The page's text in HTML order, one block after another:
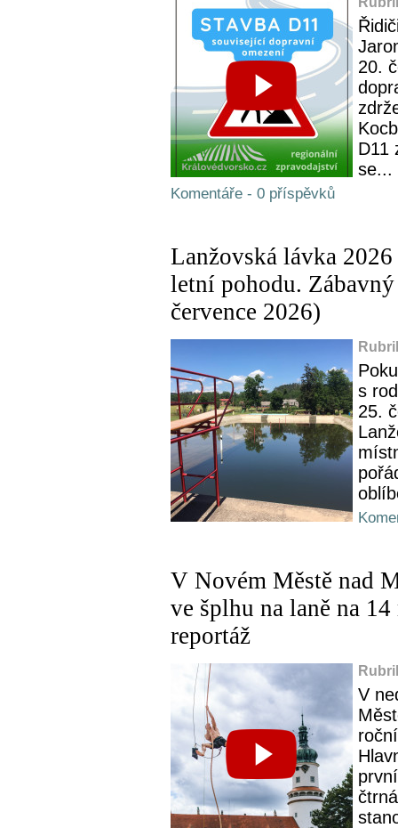
20.
D11
se...
Komentáře - 0 příspěvků
Lanžovská lávka
letní pohodu.
července 2026)
s
25.
V Novém Městě nad
ve šplhu na laně na
reportáž
V